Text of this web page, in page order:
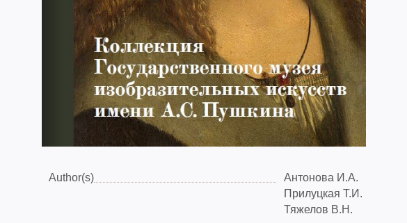
Author(s)
Антонова И.А.
Прилуцкая Т.И.
Тяжелов В.Н.